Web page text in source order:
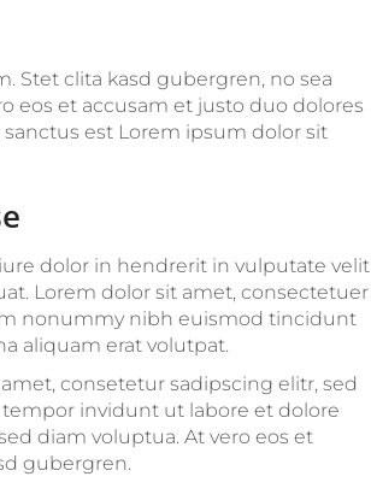
Stet clita kasd gubergren, no sea
eos et accusam et justo duo dolores
est Lorem ipsum dolor sit
dolor in hendrerit in vulputate velit
Lorem dolor sit amet, consectetuer
nonummy nibh euismod tincidunt
aliquam erat volutpat.
consetetur sadipscing elitr, sed
invidunt ut labore et dolore
diam voluptua. At vero eos et
gubergren.